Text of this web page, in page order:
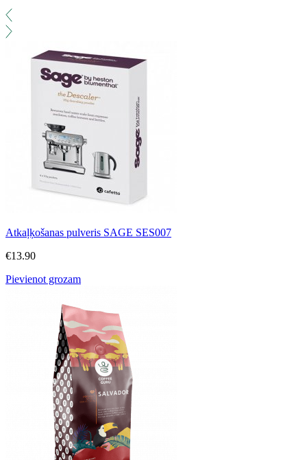
Atkaļķošanas pulveris SAGE SES007
€13.90
Pievienot grozam